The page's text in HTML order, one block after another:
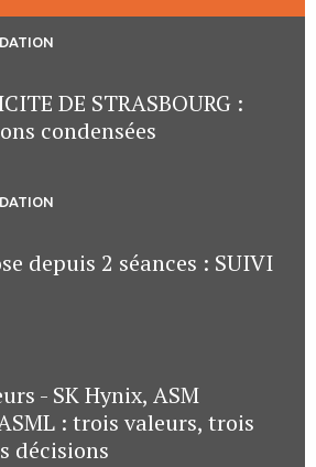
DE STRASBOURG :
condensées
depuis 2 séances : SUIVI
- SK Hynix, ASM
: trois valeurs, trois
décisions